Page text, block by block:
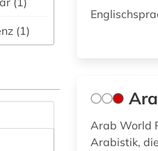
(0)
(1)
(1)
(1)
Login
Arab World
Arabistik,